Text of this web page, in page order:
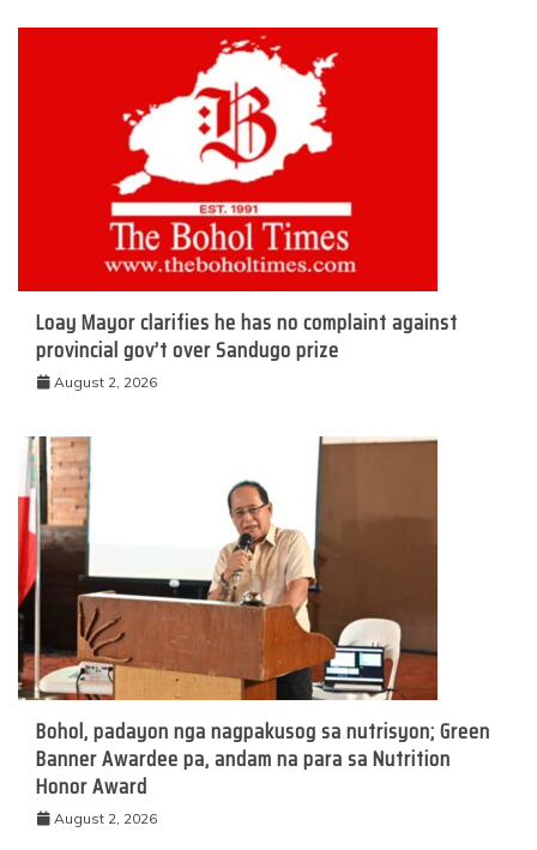
Loay Mayor clarifies he has no complaint against
provincial gov’t over Sandugo prize
August 2, 2026
Bohol, padayon nga nagpakusog sa nutrisyon; Green
Banner Awardee pa, andam na para sa Nutrition
Honor Award
August 2, 2026